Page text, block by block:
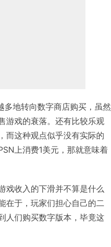
地转向数字商店购买，虽然
游戏的衰落。还有比较乐观
而这种观点似乎没有实际的
上消费1美元，那就意味着
戏收入的下滑并不算是什么
在于，玩家们担心自己的二
人们购买数字版本，毕竟这